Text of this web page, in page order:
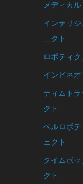
メディカル
インテリ
ェクト
ロボティク
インビネオ
ティムト
クト
ベルロボ
ェクト
クイムボ
クト